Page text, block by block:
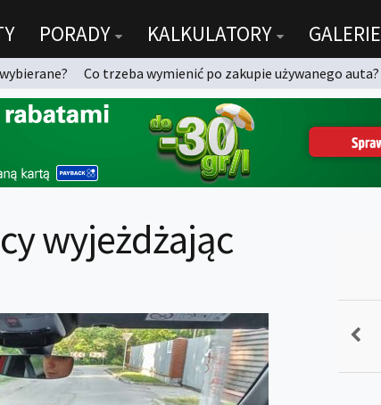
PORADY KALKULATORY GALERIE
Co trzeba wymienić po zakupie używanego auta?
wyjeżdżając